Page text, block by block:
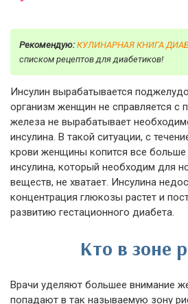
Рекомендую: КУЛИНАРНАЯ КНИГА
списком рецептов для диабетиков!
Инсулин вырабатывается
организм женщин не справляется с
железа не вырабатывает
инсулина. В такой ситуации, с
крови женщины копится все
инсулина, который необходим для
веществ, не хватает. Инсулина
концентрация глюкозы растет и
развитию гестационного диабета.
Кто в зоне
Врачи уделяют большее внимание
попадают в так называемую зону